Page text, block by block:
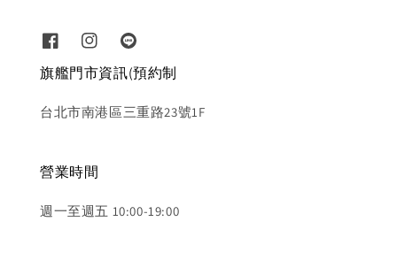
旗艦門市資訊(預約制
台北市南港區三重路23號1F
營業時間
週一至週五 10:00-19:00